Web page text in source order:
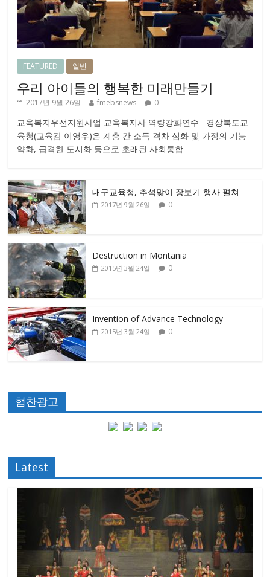
FEATURED 일반
우리 아이들의 행복한 미래만들기
2017년 9월 26일 fmebsnews 0
교육복지우선지원사업 교육복지사 역량강화연수 경상북도교
육청(교육감 이영우)은 계층 간 소득 격차 심화 및 가정의 기능
약화, 급격한 도시화 등으로 초래된 사회통합
대구교육청, 추석맞이 장보기 행사 펼쳐
2017년 9월 26일 0
Destruction in Montania
2015년 3월 24일 0
Invention of Advance Technology
2015년 3월 24일 0
협찬광고
Latest